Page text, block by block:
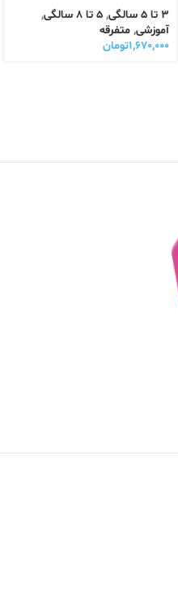
3 تا 5 سالگی , 5 تا 8 سالگی
,
آموزشی, متفرقه
۱,۶۷۰,۰۰۰تومان